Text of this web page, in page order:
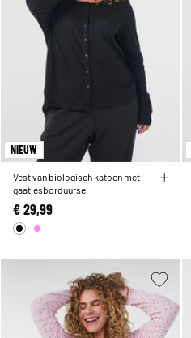
NIEUW
Vest van biologisch katoen met
gaatjesborduursel
€ 29,99